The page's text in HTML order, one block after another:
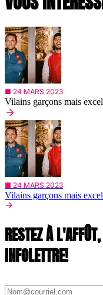
■ 24 MARS 2023
Vilains garçons mais
■ 24 MARS 2023
Vilains garçons mais
RESTEZ À L'AFFÛT,
INFOLETTRE!